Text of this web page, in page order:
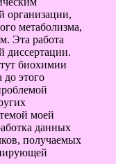
организации,
метаболизма,
Эта работа
диссертации.
биохимии
этого
моей
данных
получаемых